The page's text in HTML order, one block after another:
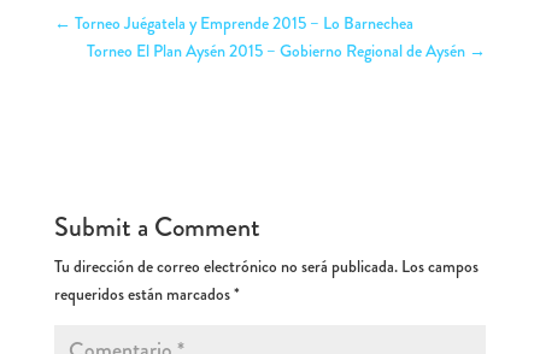
← Torneo Juégatela y Emprende 2015 – Lo Barnechea
Torneo El Plan Aysén 2015 – Gobierno Regional de Aysén →
Submit a Comment
Tu dirección de correo electrónico no será publicada. Los campos
requeridos están marcados*